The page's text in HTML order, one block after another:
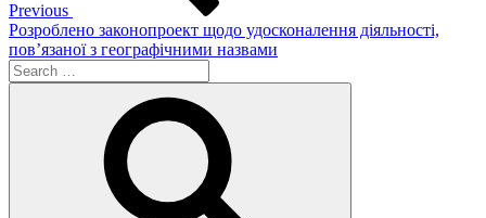
Previous
Розроблено законопроект щодо удосконалення діяльності,
пов’язаної з географічними назвами
Search
for: